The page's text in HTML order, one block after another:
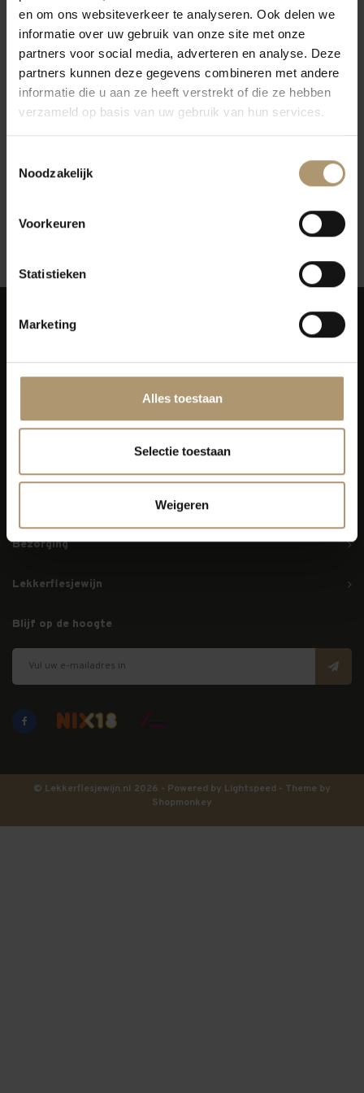
en om ons websiteverkeer te analyseren. Ook delen we
informatie over uw gebruik van onze site met onze
partners voor social media, adverteren en analyse. Deze
partners kunnen deze gegevens combineren met andere
informatie die u aan ze heeft verstrekt of die ze hebben
verzameld op basis van uw gebruik van hun services.
Noodzakelijk
Voorkeuren
Statistieken
Marketing
Alles toestaan
Selectie toestaan
Weigeren
Ik ben mijn wachtwoord vergeten. Wat moet ik
Bezorging
Lekkerflesjewijn
Blijf op de hoogte
© Lekkerflesjewijn.nl 2026 - Powered by Lightspeed - Theme by
Shopmonkey